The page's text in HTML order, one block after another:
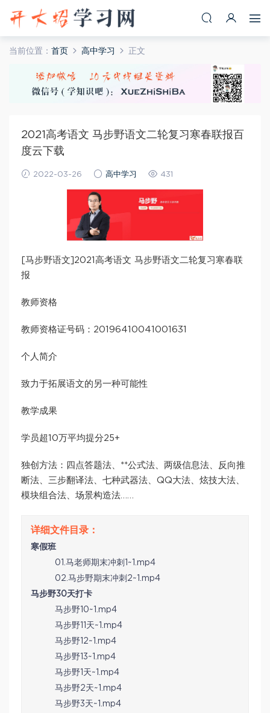
当前位置： 首页 高中学习 正文
2021高考语文 马步野语文二轮复习寒春联报百
度云下载
2022-03-26 高中学习 431
[马步野语文]2021高考语文 马步野语文二轮复习寒春联
报
教师资格
教师资格证号码：20196410041001631
个人简介
致力于拓展语文的另一种可能性
教学成果
学员超10万平均提分25+
独创方法：四点答题法、**公式法、两级信息法、反向推
断法、三步翻译法、七种武器法、QQ大法、炫技大法、
模块组合法、场景构造法……
寒假班
01.马老师期末冲刺1~1.mp4
02.马步野期末冲刺2~1.mp4
马步野30天打卡
马步野10~1.mp4
马步野11天~1.mp4
马步野12~1.mp4
马步野13~1.mp4
马步野1天~1.mp4
马步野2天~1.mp4
马步野3天~1.mp4